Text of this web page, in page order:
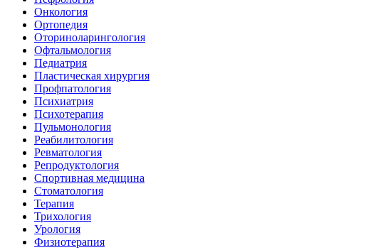
Онкология
Ортопедия
Оториноларингология
Офтальмология
Педиатрия
Пластическая хирургия
Профпатология
Психиатрия
Психотерапия
Пульмонология
Реабилитология
Ревматология
Репродуктология
Спортивная медицина
Стоматология
Терапия
Трихология
Урология
Физиотерапия